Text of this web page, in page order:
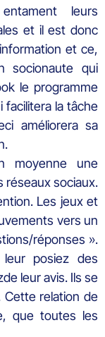
leurs
et il est donc
et ce,
socionaute qui
le programme
facilitera la tâche
améliorera sa
moyenne une
réseaux sociaux.
Les jeux et
vers un
réponses ».
posiez des
leur avis. Ils se
Cette relation de
que toutes les